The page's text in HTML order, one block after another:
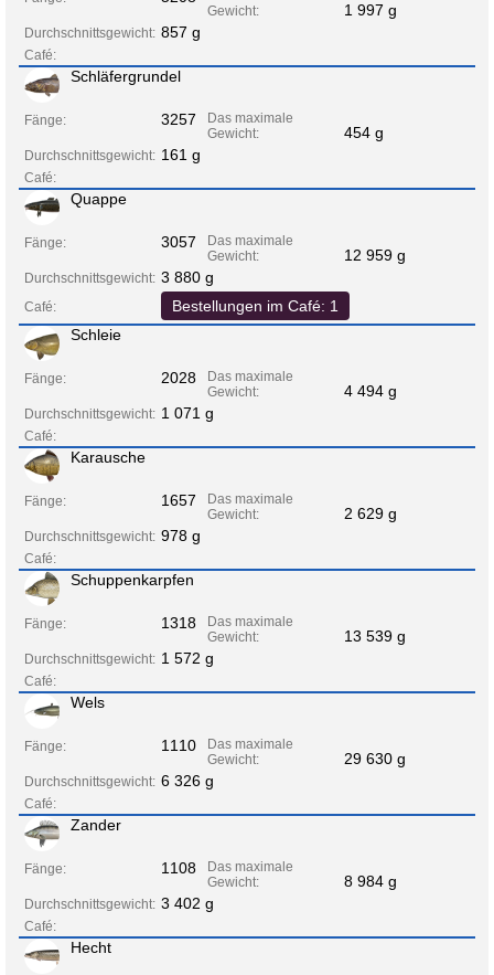
Gewicht:
1 997 g
Durchschnittsgewicht: 857 g
Café:
Schläfergrundel
Fänge: 3257
Das maximale
Gewicht:
454 g
Durchschnittsgewicht: 161 g
Café:
Quappe
Fänge: 3057
Das maximale
Gewicht:
12 959 g
Durchschnittsgewicht: 3 880 g
Café:
Bestellungen im Café: 1
Schleie
Fänge: 2028
Das maximale
Gewicht:
4 494 g
Durchschnittsgewicht: 1 071 g
Café:
Karausche
Fänge: 1657
Das maximale
Gewicht:
2 629 g
Durchschnittsgewicht: 978 g
Café:
Schuppenkarpfen
Fänge: 1318
Das maximale
Gewicht:
13 539 g
Durchschnittsgewicht: 1 572 g
Café:
Wels
Fänge: 1110
Das maximale
Gewicht:
29 630 g
Durchschnittsgewicht: 6 326 g
Café:
Zander
Fänge: 1108
Das maximale
Gewicht:
8 984 g
Durchschnittsgewicht: 3 402 g
Café:
Hecht